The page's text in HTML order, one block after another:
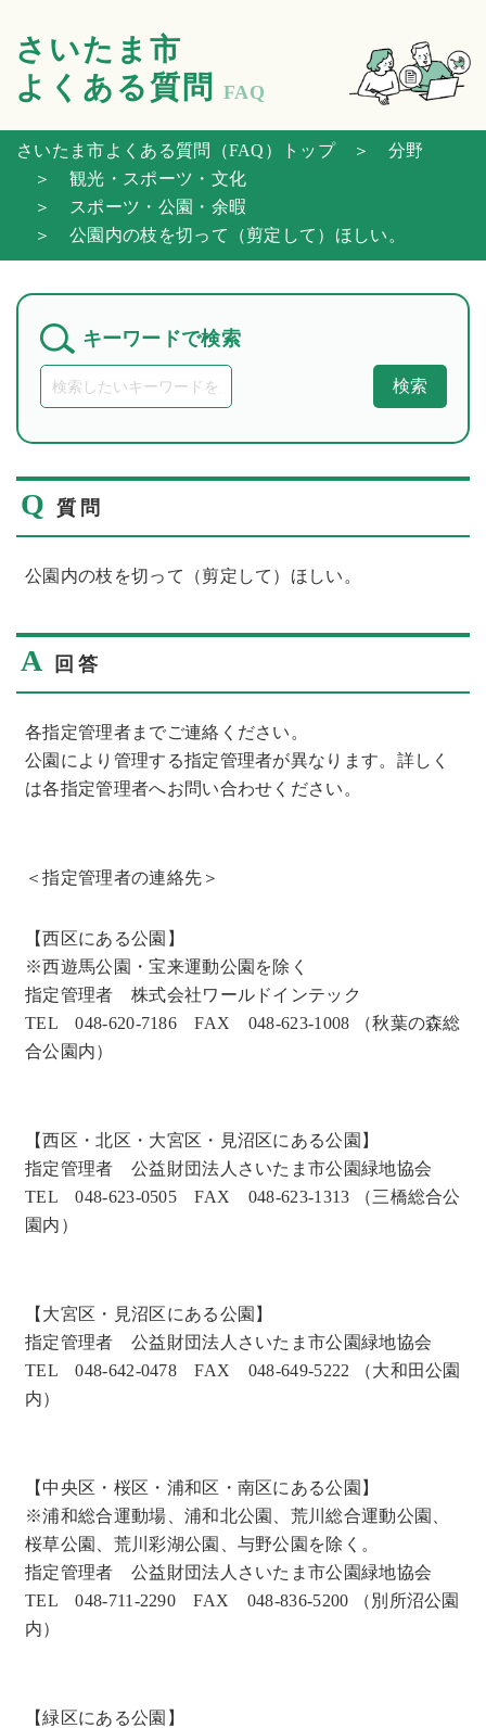
さいたま市
よくある質問
FAQ
さいたま市よくある質問（FAQ）トップ＞ 分野
＞ 観光・スポーツ・文化
＞ スポーツ・公園・余暇
＞ 公園内の枝を切って（剪定して）ほしい。
キーワードで検索
検索
Q 質問
公園内の枝を切って（剪定して）ほしい。
A 回答
各指定管理者までご連絡ください。
公園により管理する指定管理者が異なります。詳しく
は各指定管理者へお問い合わせください。
＜指定管理者の連絡先＞
【西区にある公園】
※西遊馬公園・宝来運動公園を除く
指定管理者 株式会社ワールドインテック
TEL 048-620-7186 FAX 048-623-1008 （秋葉の森総
合公園内）
【西区・北区・大宮区・見沼区にある公園】
指定管理者 公益財団法人さいたま市公園緑地協会
TEL 048-623-0505 FAX 048-623-1313 （三橋総合公
園内）
【大宮区・見沼区にある公園】
指定管理者 公益財団法人さいたま市公園緑地協会
TEL 048-642-0478 FAX 048-649-5222 （大和田公園
内）
【中央区・桜区・浦和区・南区にある公園】
※浦和総合運動場、浦和北公園、荒川総合運動公園、
桜草公園、荒川彩湖公園、与野公園を除く。
指定管理者 公益財団法人さいたま市公園緑地協会
TEL 048-711-2290 FAX 048-836-5200 （別所沼公園
内）
【緑区にある公園】